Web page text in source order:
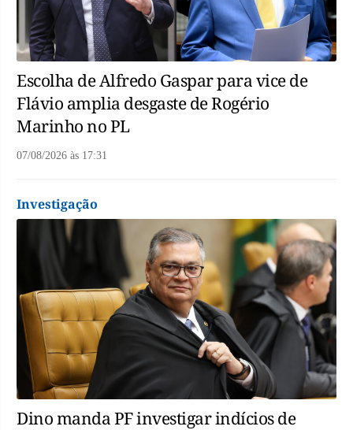
Escolha de Alfredo Gaspar para vice de
Flávio amplia desgaste de Rogério
Marinho no PL
07/08/2026 às 17:31
Investigação
Dino manda PF investigar indícios de